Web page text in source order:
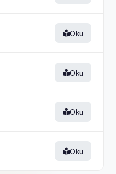
Oku
Oku
Oku
Oku